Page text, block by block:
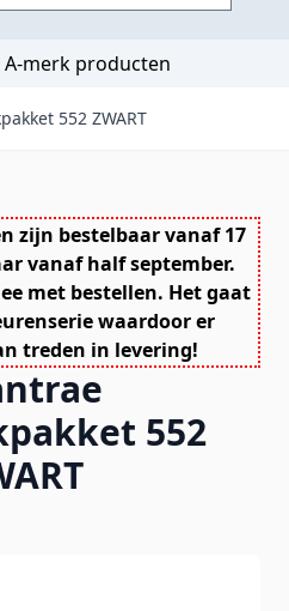
merk producten
552 ZWART
zijn bestelbaar vanaf 17
vanaf half september.
met bestellen. Het gaat
waardoor er
treden in levering!
552